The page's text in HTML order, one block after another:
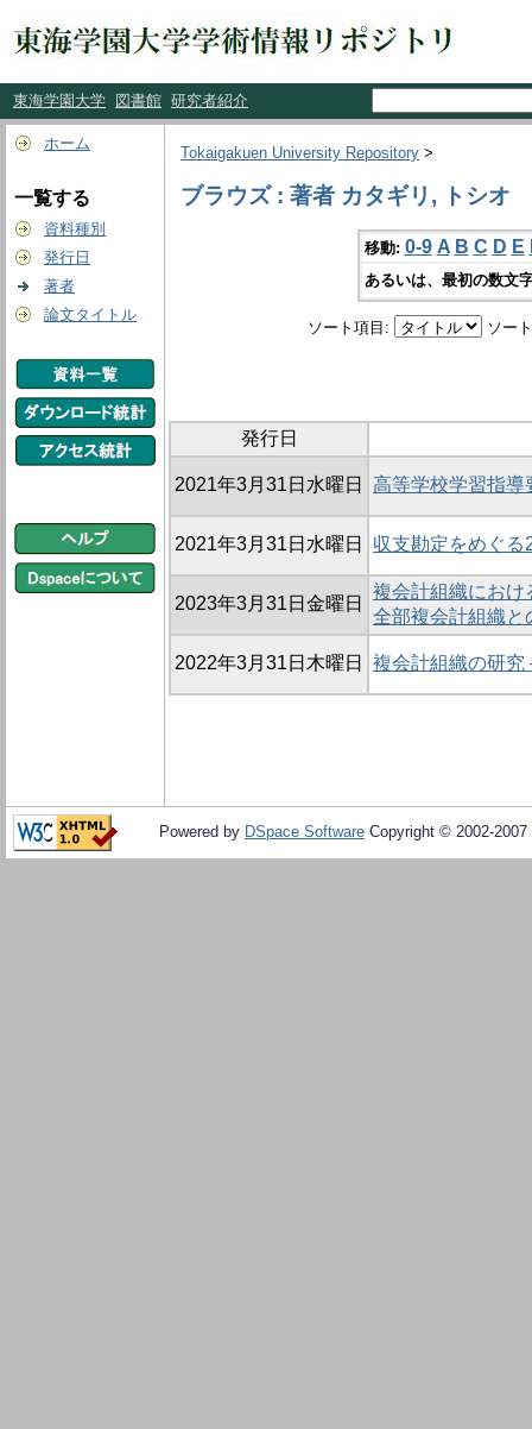
東海学園大学 図書館 研究者紹介
ホーム
一覧する
資料種別
発行日
著者
論文タイトル
Tokaigakuen University Repository >
ブラウズ : 著者 カタギリ, トシオ
移動: 0-9 A B C D E
あるいは、最初の数文
ソート項目: ソー
発行日
2021年3月31日水曜日 高等学校学習指導
2021年3月31日水曜日 収支勘定をめぐる
2023年3月31日金曜日
複会計組織にお
全部複会計組織
2022年3月31日木曜日 複会計組織の研
Powered by DSpace Software Copyright © 2002-2007